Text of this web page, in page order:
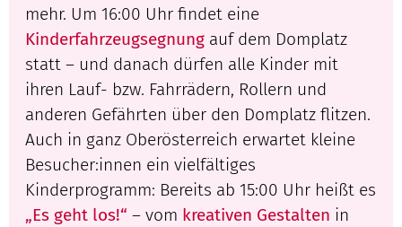
mehr. Um 16:00 Uhr findet eine
Kinderfahrzeugsegnung auf dem Domplatz
statt – und danach dürfen alle Kinder mit
ihren Lauf- bzw. Fahrrädern, Rollern und
anderen Gefährten über den Domplatz flitzen.
Auch in ganz Oberösterreich erwartet kleine
Besucher:innen ein vielfältiges
Kinderprogramm: Bereits ab 15:00 Uhr heißt es
„Es geht los!“ – vom kreativen Gestalten in